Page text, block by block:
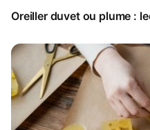
Oreiller duvet ou plume :